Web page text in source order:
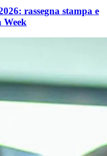
rassegna stampa e
Week